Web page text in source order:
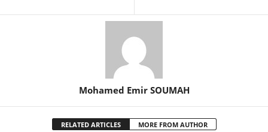
Mohamed Emir SOUMAH
RELATED ARTICLES MORE FROM AUTHOR